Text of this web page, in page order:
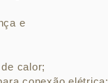
e
calor;